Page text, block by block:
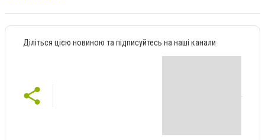
Діліться цією новиною та підписуйтесь на наші канали